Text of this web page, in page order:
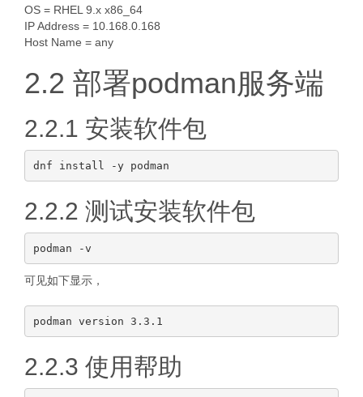
OS = RHEL 9.x x86_64
IP Address = 10.168.0.168
Host Name = any
2.2 部署podman服务端
2.2.1 安装软件包
2.2.2 测试安装软件包
可见如下显示，
2.2.3 使用帮助